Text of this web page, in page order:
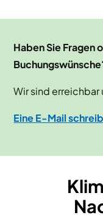
Haben Sie Fragen
Wir sind erreichbar
Eine E-Mail